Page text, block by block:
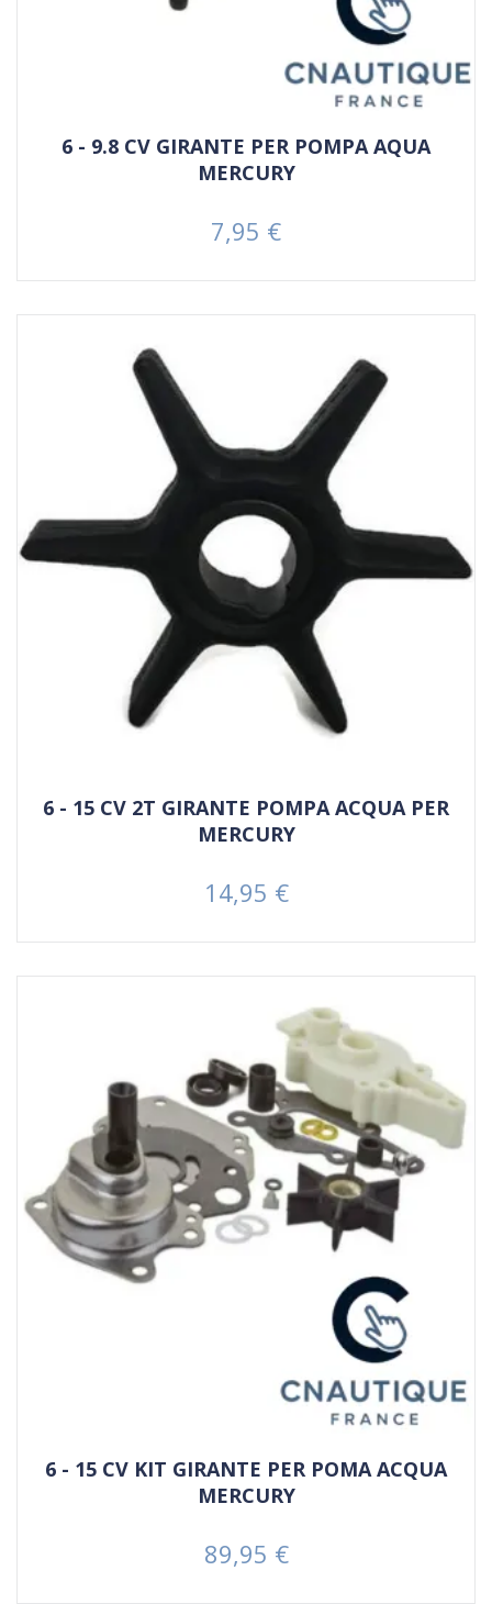
6 - 9.8 CV GIRANTE PER POMPA AQUA
MERCURY
Prezzo
7,95 €
6 - 15 CV 2T GIRANTE POMPA ACQUA PER
MERCURY
Prezzo
14,95 €
6 - 15 CV KIT GIRANTE PER POMA ACQUA
MERCURY
Prezzo
89,95 €